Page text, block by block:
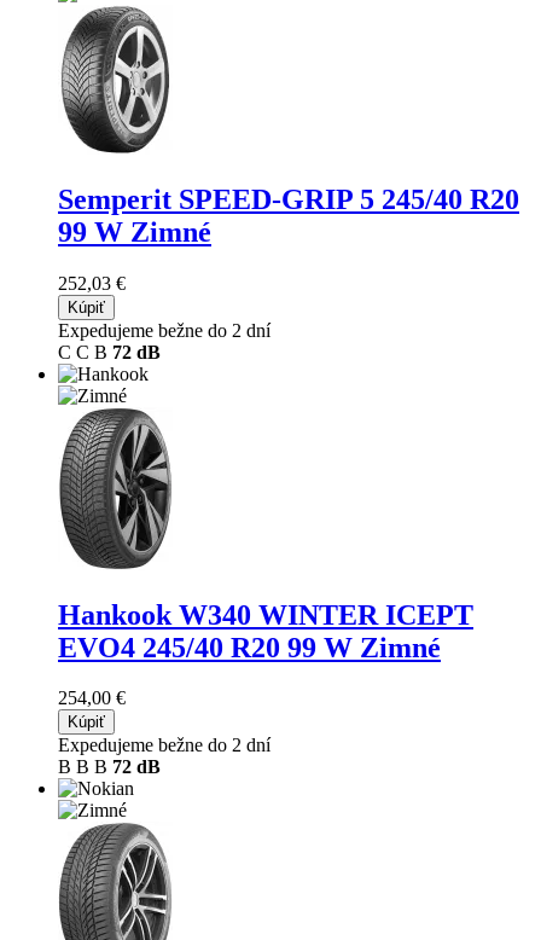
Semperit SPEED-GRIP 5 245/40 R20
99 W Zimné
252,03 €
Kúpiť
Expedujeme bežne do 2 dní
C C B 72 dB
Hankook W340 WINTER ICEPT
EVO4 245/40 R20 99 W Zimné
254,00 €
Kúpiť
Expedujeme bežne do 2 dní
B B B 72 dB